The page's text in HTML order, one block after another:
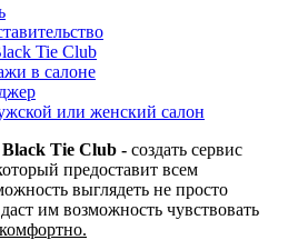
Tie Club
в салоне
или женский салон
Tie Club - создать сервис
предоставит всем
выглядеть не просто
им возможность чувствовать